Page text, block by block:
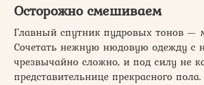
Осторожно смешиваем
Главный спутник пудровых тонов —
Сочетать нежную нюдовую одежду с
чрезвычайно сложно, и под силу не
представительнице прекрасного пола.